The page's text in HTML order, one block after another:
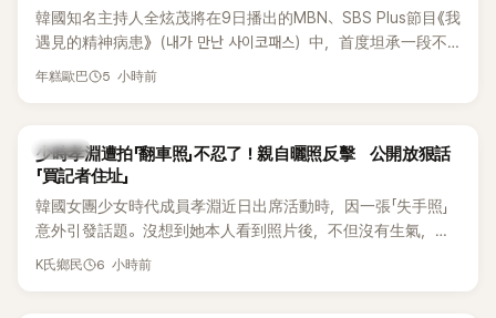
韓國知名主持人全炫茂將在9日播出的MBN、SBS Plus節目《我
遇見的精神病患》（내가 만난 사이코패스）中，首度坦承一段不
堪回首的戀愛經歷，自爆曾遭前女友過度控制，不僅走到哪都
年糕歐巴 5 小時前
K-POP
少時孝淵遭拍「翻車照」不忍了！親自曬照反擊 公開放狠話
「買記者住址」
韓國女團少女時代成員孝淵近日出席活動時，因一張「失手照」
意外引發話題。沒想到她本人看到照片後，不但沒有生氣，反
而親自把照片放上IG限時動態開玩笑，甚至幽默喊話要「買記者
K氏鄉民 6 小時前